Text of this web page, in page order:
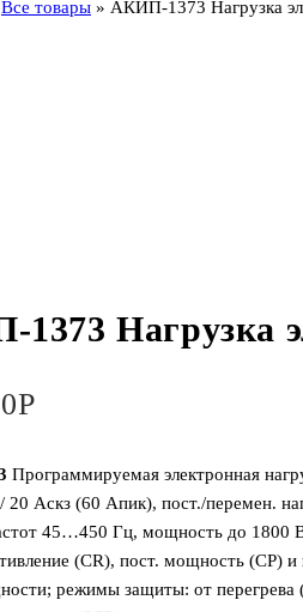
Все товары » АКИП-1373 Нагрузка
Нагрузка
Р
Программируемая электронная
20 Аскз (60 Апик), пост./перемен.
45…450 Гц, мощность до 1800
(CR), пост. мощность (CP)
режимы защиты: от